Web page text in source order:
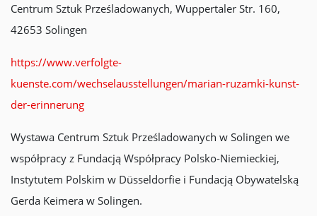
Centrum Sztuk Prześladowanych, Wuppertaler Str. 160,
42653 Solingen
https://www.verfolgte-
kuenste.com/wechselausstellungen/marian-ruzamki-kunst-
der-erinnerung
Wystawa Centrum Sztuk Prześladowanych w Solingen we
współpracy z Fundacją Współpracy Polsko-Niemieckiej,
Instytutem Polskim w Düsseldorfie i Fundacją Obywatelską
Gerda Keimera w Solingen.